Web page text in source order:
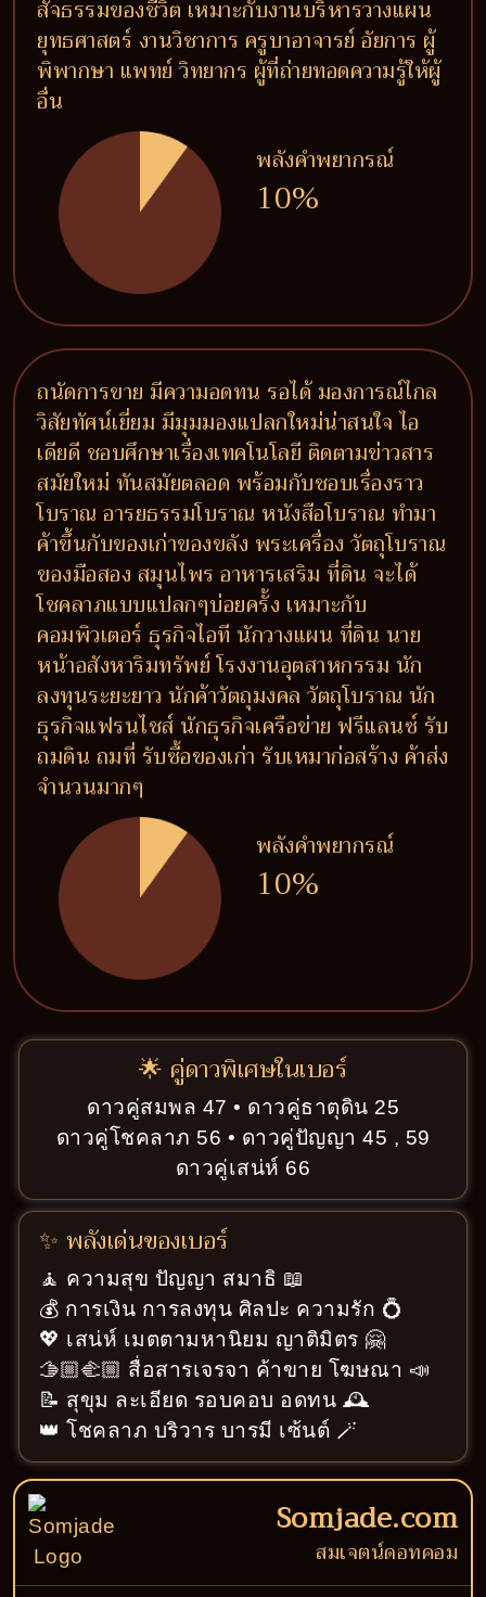
สัจธรรมของชีวิต เหมาะกับงานบริหารวางแผน
ยุทธศาสตร์ งานวิชาการ ครูบาอาจารย์ อัยการ ผู้
พิพากษา แพทย์ วิทยากร ผู้ที่ถ่ายทอดความรู้ให้ผู้
อื่น
พลังคำพยากรณ์
10%
ถนัดการขาย มีความอดทน รอได้ มองการณ์ไกล
วิสัยทัศน์เยี่ยม มีมุมมองแปลกใหม่น่าสนใจ ไอ
เดียดี ชอบศึกษาเรื่องเทคโนโลยี ติดตามข่าวสาร
สมัยใหม่ ทันสมัยตลอด พร้อมกับชอบเรื่องราว
โบราณ อารยธรรมโบราณ หนังสือโบราณ ทำมา
ค้าขึ้นกับของเก่าของขลัง พระเครื่อง วัตถุโบราณ
ของมือสอง สมุนไพร อาหารเสริม ที่ดิน จะได้
โชคลาภแบบแปลกๆบ่อยครั้ง เหมาะกับ
คอมพิวเตอร์ ธุรกิจไอที นักวางแผน ที่ดิน นาย
หน้าอสังหาริมทรัพย์ โรงงานอุตสาหกรรม นัก
ลงทุนระยะยาว นักค้าวัตถุมงคล วัตถุโบราณ นัก
ธุรกิจแฟรนไชส์ นักธุรกิจเครือข่าย ฟรีแลนซ์ รับ
ถมดิน ถมที่ รับซื้อของเก่า รับเหมาก่อสร้าง ค้าส่ง
จำนวนมากๆ
พลังคำพยากรณ์
10%
🌟 คู่ดาวพิเศษในเบอร์
ดาวคู่สมพล 47 • ดาวคู่ธาตุดิน 25
ดาวคู่โชคลาภ 56 • ดาวคู่ปัญญา 45 , 59
ดาวคู่เสน่ห์ 66
✨ พลังเด่นของเบอร์
🧘 ความสุข ปัญญา สมาธิ 📖
💰 การเงิน การลงทุน ศิลปะ ความรัก 💍
💖 เสน่ห์ เมตตามหานิยม ญาติมิตร 🤗
🫱🏼‍🫲🏼 สื่อสารเจรจา ค้าขาย โฆษณา 📣
📝 สุขุม ละเอียด รอบคอบ อดทน 🕰️
👑 โชคลาภ บริวาร บารมี เซ้นต์ 🪄
Somjade.com
สมเจตน์ดอทคอม